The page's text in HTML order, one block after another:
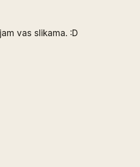
vas slikama. :D